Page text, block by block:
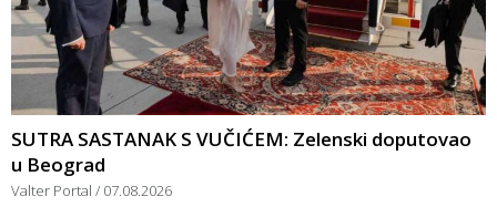
SUTRA SASTANAK S VUČIĆEM: Zelenski doputovao
u Beograd
Valter Portal 07.08.2026